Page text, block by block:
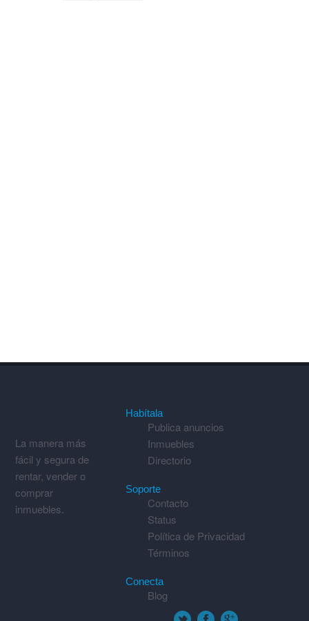
La manera más
fácil y segura de
rentar, vender o
comprar
inmuebles.
Habítala
Publica anuncios
Inmuebles
Directorio
Soporte
Contacto
Status
Política de Privacidad
Términos
Conecta
Blog